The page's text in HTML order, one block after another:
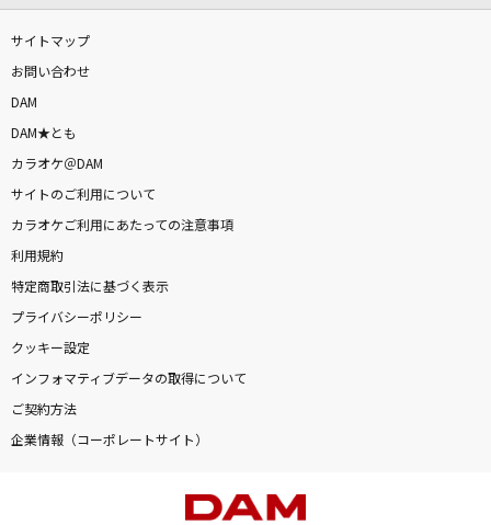
サイトマップ
お問い合わせ
DAM
DAM★とも
カラオケ＠DAM
サイトのご利用について
カラオケご利用にあたっての注意事項
利用規約
特定商取引法に基づく表示
プライバシーポリシー
クッキー設定
インフォマティブデータの取得について
ご契約方法
企業情報（コーポレートサイト）